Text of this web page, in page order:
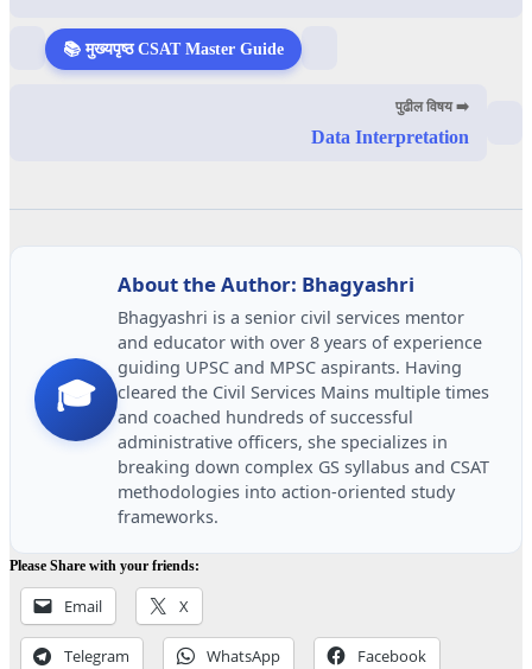
📚 मुख्यपृष्ठ CSAT Master Guide
पुढील विषय ➡️
Data Interpretation
🎓
About the Author: Bhagyashri
Bhagyashri is a senior civil services mentor
and educator with over 8 years of experience
guiding UPSC and MPSC aspirants. Having
cleared the Civil Services Mains multiple times
and coached hundreds of successful
administrative officers, she specializes in
breaking down complex GS syllabus and CSAT
methodologies into action-oriented study
frameworks.
Please Share with your friends:
Email X
Telegram WhatsApp Facebook